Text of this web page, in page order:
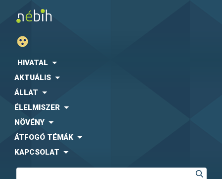
HIVATAL
AKTUÁLIS
ÁLLAT
ÉLELMISZER
NÖVÉNY
ÁTFOGÓ TÉMÁK
KAPCSOLAT